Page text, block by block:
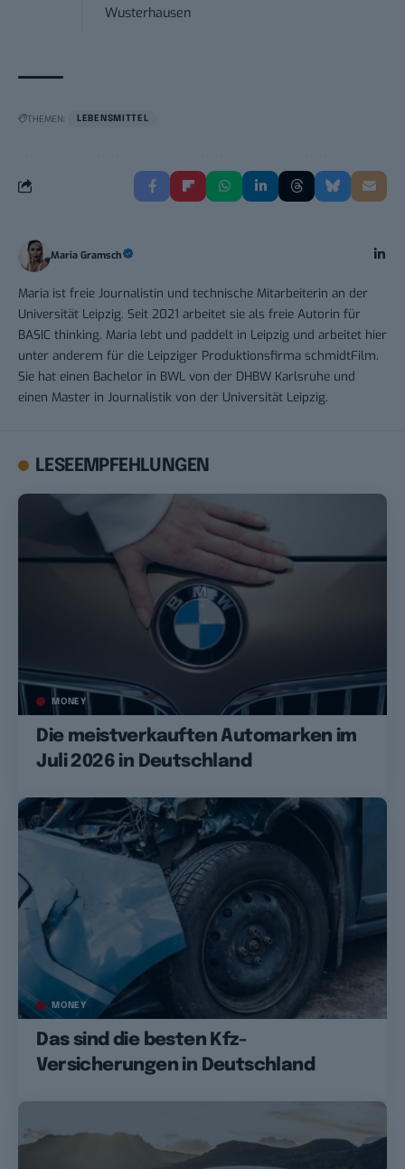
Wusterhausen
THEMEN: LEBENSMITTEL
Maria Gramsch
Maria ist freie Journalistin und technische Mitarbeiterin an der
Universität Leipzig. Seit 2021 arbeitet sie als freie Autorin für
BASIC thinking. Maria lebt und paddelt in Leipzig und arbeitet hier
unter anderem für die Leipziger Produktionsfirma schmidtFilm.
Sie hat einen Bachelor in BWL von der DHBW Karlsruhe und
einen Master in Journalistik von der Universität Leipzig.
LESEEMPFEHLUNGEN
MONEY
Die meistverkauften Automarken im
Juli 2026 in Deutschland
MONEY
Das sind die besten Kfz-
Versicherungen in Deutschland